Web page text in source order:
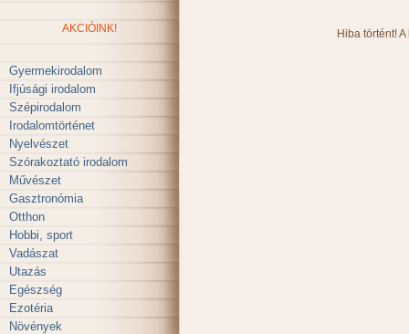
AKCIÓINK!
Gyermekirodalom
Ifjúsági irodalom
Szépirodalom
Irodalomtörténet
Nyelvészet
Szórakoztató irodalom
Művészet
Gasztronómia
Otthon
Hobbi, sport
Vadászat
Utazás
Egészség
Ezotéria
Növények
Hiba történt!